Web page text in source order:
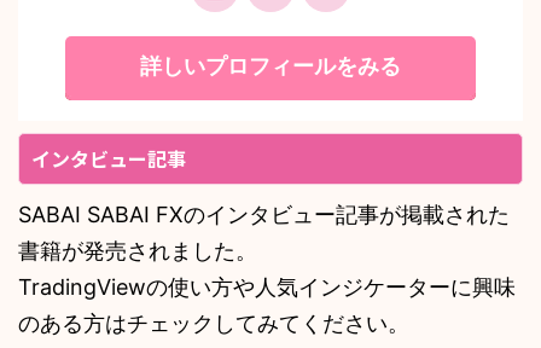
詳しいプロフィールをみる
インタビュー記事
SABAI SABAI FXのインタビュー記事が掲載された
書籍が発売されました。
TradingViewの使い方や人気インジケーターに興味
のある方はチェックしてみてください。